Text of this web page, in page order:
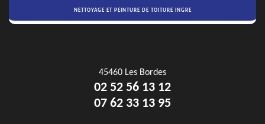
NETTOYAGE ET PEINTURE DE TOITURE INGRE
45460 Les Bordes
02 52 56 13 12
07 62 33 13 95